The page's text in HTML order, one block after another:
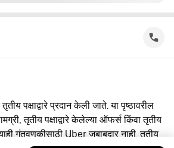
पक्षाद्वारे प्रदान केली जाते. या पृष्ठावरील
तृतीय पक्षाद्वारे केलेल्या ऑफर्स किंवा तृतीय
गुंतवणूकीसाठी Uber जबाबदार नाही. तृतीय